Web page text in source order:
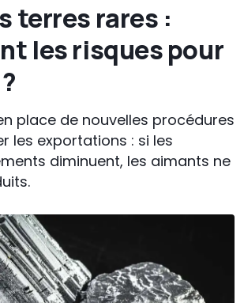
terres rares :
les risques pour
place de nouvelles procédures
les exportations : si les
diminuent, les aimants ne